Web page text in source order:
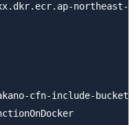
cfn-include-